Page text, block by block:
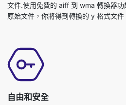
自由和安全
我們 aiff 到 wma 轉換器是完全免費的
起使用。我們保證您的文件的安全性和